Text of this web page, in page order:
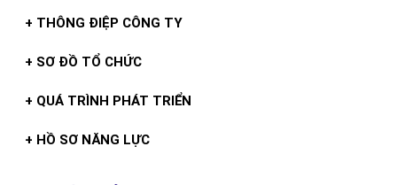
+ THÔNG ĐIỆP CÔNG TY
+ SƠ ĐỒ TỔ CHỨC
+ QUÁ TRÌNH PHÁT TRIỂN
+ HỒ SƠ NĂNG LỰC